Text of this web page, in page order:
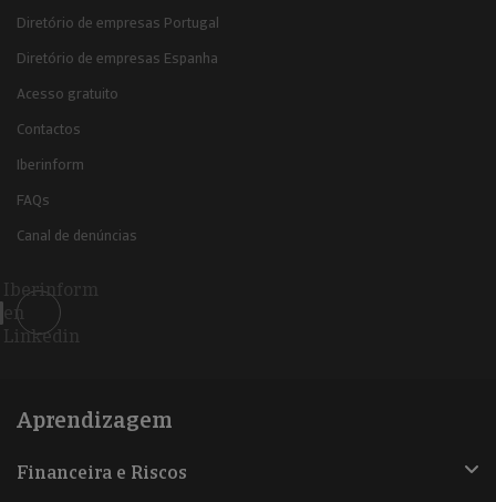
Diretório de empresas Portugal
Diretório de empresas Espanha
Acesso gratuito
Contactos
Iberinform
FAQs
Canal de denúncias
Iberinform
en
Linkedin
Aprendizagem
Financeira e Riscos